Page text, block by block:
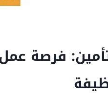
فرصة